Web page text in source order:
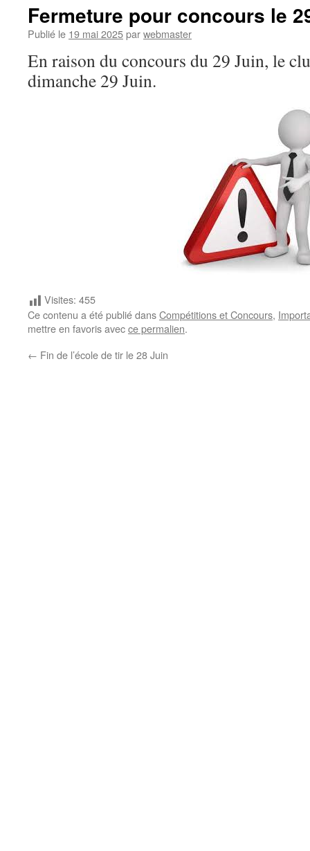
Fermeture pour concours le
Publié le 19 mai 2025parwebmaster
En raison du concours du 29 Juin, le
dimanche 29 Juin.
Visites: 455
Ce contenu a été publié dansCompétitions et Concours,
mettre en favoris avecce permalien.
← Fin de l’école de tir le 28 Juin